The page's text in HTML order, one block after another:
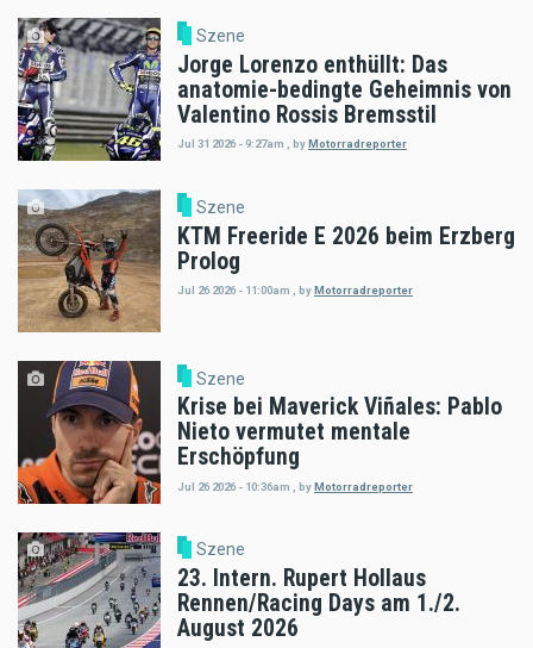
Szene
Jorge Lorenzo enthüllt: Das
anatomie-bedingte Geheimnis von
Valentino Rossis Bremsstil
Jul 31 2026 - 9:27am byMotorradreporter
Szene
KTM Freeride E 2026 beim Erzberg
Prolog
Jul 26 2026 - 11:00am byMotorradreporter
Szene
Krise bei Maverick Viñales: Pablo
Nieto vermutet mentale
Erschöpfung
Jul 26 2026 - 10:36am byMotorradreporter
Szene
23. Intern. Rupert Hollaus
Rennen/Racing Days am 1./2.
August 2026